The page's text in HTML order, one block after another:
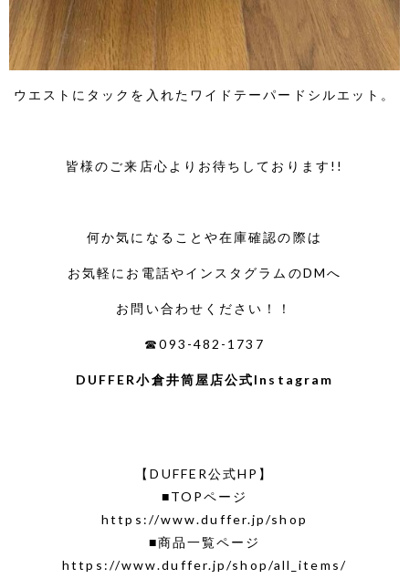
ウエストにタックを入れたワイドテーパードシルエット。
皆様のご来店心よりお待ちしております!!
何か気になることや在庫確認の際は
お気軽にお電話やインスタグラムのDMへ
お問い合わせください！！
☎093-482-1737
DUFFER小倉井筒屋店公式Instagram
【DUFFER公式HP】
■TOPページ
https://www.duffer.jp/shop
■商品一覧ページ
https://www.duffer.jp/shop/all_items/